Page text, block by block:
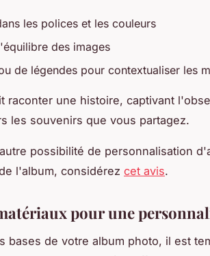
les polices et les couleurs
des images
de légendes pour contextualiser les
raconter une histoire, captivant
les souvenirs que vous partagez.
possibilité de personnalisation
l'album, considérez cet avis.
pour une
bases de votre album photo, il est